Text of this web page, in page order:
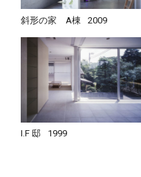
斜形の家 A棟 2009
I.F 邸 1999